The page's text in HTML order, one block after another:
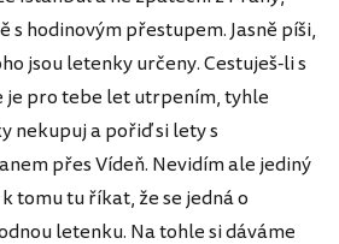
s hodinovým přestupem. Jasně píši,
jsou letenky určeny. Cestuješ-li s
je pro tebe let utrpením, tyhle
nekupuj a pořiď si lety s
přes Vídeň. Nevidím ale jediný
tomu tu říkat, že se jedná o
letenku. Na tohle si dáváme